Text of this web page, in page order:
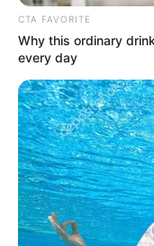
diligenciar un
concederá la
será de un año
El solicitante debe
intereses de mora
generando, por lo
pactadas. Vale
pago si hay
Secretaría de
CTA FAVORITE
Why this ordinary
every day